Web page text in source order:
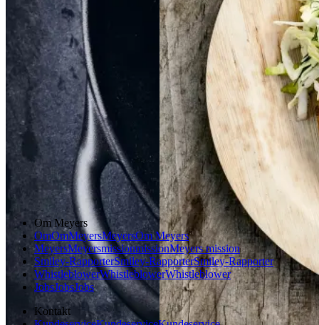
Dansk mad
Vintermad
Aftensmad
Gem opskrift
Aftensmad
Forårsmad
Sommermad
Dansk mad
Om Meyers
OmOmMeyersMeyersOm Meyers
MeyersMeyersmissionmissionMeyers mission
Smiley-RapporterSmiley-RapporterSmiley-Rapporter
WhistleblowerWhistleblowerWhistleblower
JobsJobsJobs
Kontakt